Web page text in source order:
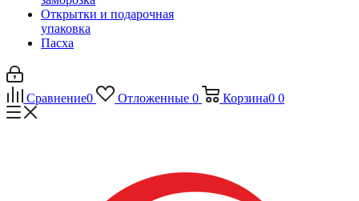
Открытки и подарочная
упаковка
Пасха
Сравнение0 Отложенные 0 Корзина0 0